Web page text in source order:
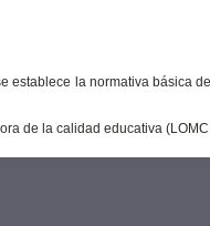
establece la normativa básica
de la calidad educativa